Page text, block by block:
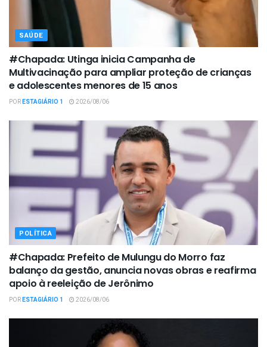
SAÚDE
#Chapada: Utinga inicia Campanha de
Multivacinação para ampliar proteção de crianças
e adolescentes menores de 15 anos
PORESTAGIÁRIO 1 2026/08/06
POLÍTICA
#Chapada: Prefeito de Mulungu do Morro faz
balanço da gestão, anuncia novas obras e reafirma
apoio à reeleição de Jerônimo
PORESTAGIÁRIO 1 2026/08/06